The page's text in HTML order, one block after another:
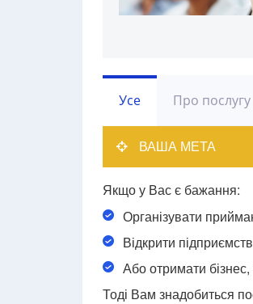
Усе Про послугу
ВАША МЕТА
Якщо у Вас є бажання:
Організувати
Відкрити
Або отримати
Тоді Вам знадобиться